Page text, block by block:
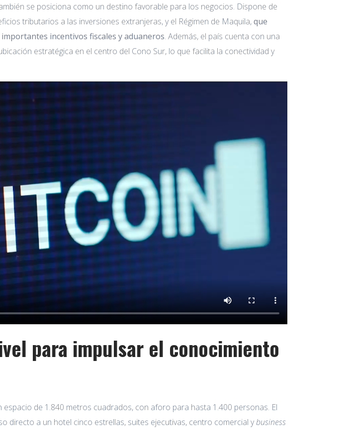
se posiciona como un destino favorable para los negocios. Dispone de
tributarios a las inversiones extranjeras, y el Régimen de Maquila,que
incentivos fiscales y aduaneros. Además, el país cuenta con una
estratégica en el centro del Cono Sur, lo que facilita la conectividad y
para impulsar el conocimiento
de 1.840 metros cuadrados, con aforo para hasta 1.400 personas. El
directo a un hotel cinco estrellas, suites ejecutivas, centro comercial ybusiness